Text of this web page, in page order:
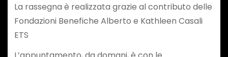
La rassegna è realizzata grazie al contributo delle
Fondazioni Benefiche Alberto e Kathleen Casali
ETS